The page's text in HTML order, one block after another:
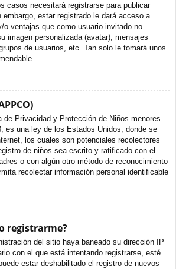
casos necesitará registrarse para publicar
estar registrado le dará acceso a
o ventajas que como usuario invitado no
imagen personalizada (avatar), mensajes
de usuarios, etc. Tan solo le tomará unos
de Privacidad y Protección de Niños menores
es una ley de los Estados Unidos, donde se
los cuales son potenciales recolectores
de niños sea escrito y ratificado con el
o con algún otro método de reconocimiento
recolectar información personal identificable
registrarme?
del sitio haya baneado su dirección IP
con el que está intentando registrarse, esté
estar deshabilitado el registro de nuevos